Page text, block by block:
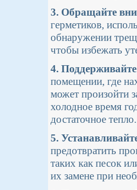
3. Обращайте
герметиков,
обнаружении
чтобы избежать
4.
помещении, где
может произойти
холодное время
достаточное тепло.
5.
предотвратить
таких как песок
их замене при